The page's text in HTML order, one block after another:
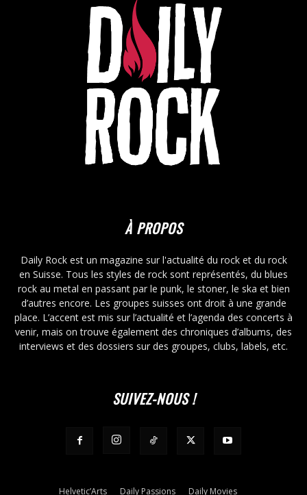
À PROPOS
Daily Rock est un magazine sur l'actualité du rock et du rock
en Suisse. Tous les styles de rock sont représentés, du blues
rock au metal en passant par le punk, le stoner, le ska et bien
d’autres encore. Les groupes suisses ont droit à une grande
place. L’accent est mis sur l’actualité et l’agenda des concerts à
venir, mais on trouve également des chroniques d’albums, des
interviews et des dossiers sur des groupes, clubs, labels, etc.
SUIVEZ-NOUS !
Helvetic’Arts Daily Passions Daily Movies